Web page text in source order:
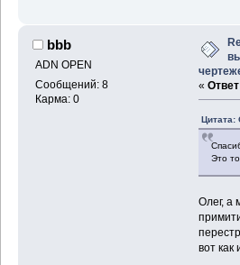
bbb
ADN OPEN
Сообщений: 8
Карма: 0
«
Цитата:
Это
Олег, а
вот как